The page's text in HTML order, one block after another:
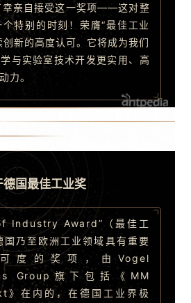
幸亲自接受这一奖项——这对整
特别的时刻！荣膺“最佳工业
创新的高度认可。它将成为我们
与实验室技术开发更实用、高
力。
德国最佳工业奖
Industry Award”（最佳工
国乃至欧洲工业领域具有重要
度的奖项，由Vogel
Group旗下包括《MM
》在内的，在德国工业界极